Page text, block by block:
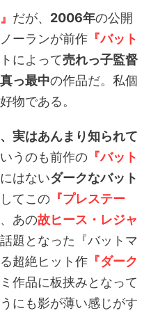
だが、 2006年の公開
ーランが前作 『バット
によって売れっ子監督
っ最中の作品だ。私個
物である。
実はあんまり知られて
うのも前作の 『バット
はないダークなバット
てこの 『プレステー
あの故ヒース・レジャ
題となった『バットマ
超絶ヒット作 『ダーク
作品に板挟みとなって
にも影が薄い感じがす